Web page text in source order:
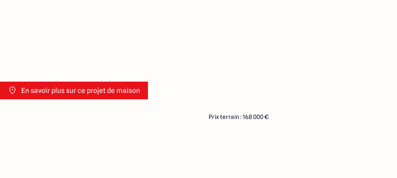
En savoir plus sur ce projet de maison
Prix terrain : 168 000 €